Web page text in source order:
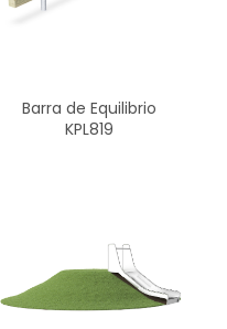
Barra de Equilibrio
KPL819